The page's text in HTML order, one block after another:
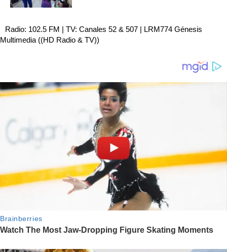
Radio: 102.5 FM | TV: Canales 52 & 507 | LRM774 Génesis
Multimedia ((HD Radio & TV))